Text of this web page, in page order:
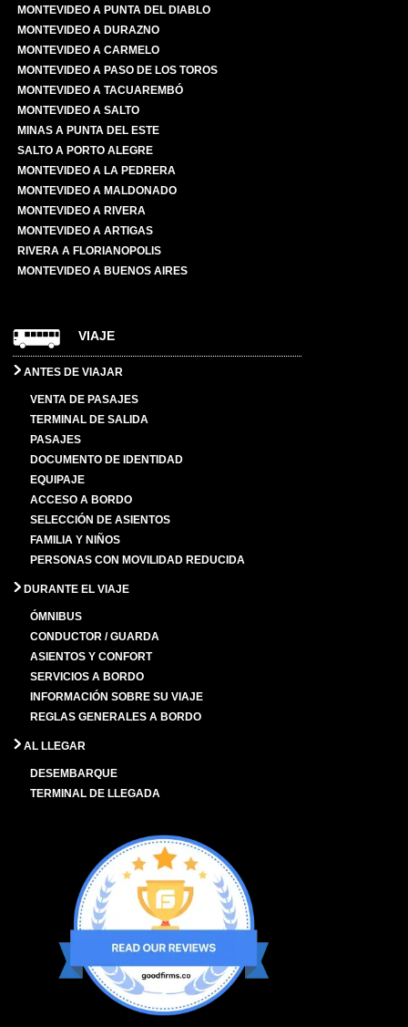
MONTEVIDEO A PUNTA DEL DIABLO
MONTEVIDEO A DURAZNO
MONTEVIDEO A CARMELO
MONTEVIDEO A PASO DE LOS TOROS
MONTEVIDEO A TACUAREMBÓ
MONTEVIDEO A SALTO
MINAS A PUNTA DEL ESTE
SALTO A PORTO ALEGRE
MONTEVIDEO A LA PEDRERA
MONTEVIDEO A MALDONADO
MONTEVIDEO A RIVERA
MONTEVIDEO A ARTIGAS
RIVERA A FLORIANOPOLIS
MONTEVIDEO A BUENOS AIRES
VIAJE
ANTES DE VIAJAR
VENTA DE PASAJES
TERMINAL DE SALIDA
PASAJES
DOCUMENTO DE IDENTIDAD
EQUIPAJE
ACCESO A BORDO
SELECCIÓN DE ASIENTOS
FAMILIA Y NIÑOS
PERSONAS CON MOVILIDAD REDUCIDA
DURANTE EL VIAJE
ÓMNIBUS
CONDUCTOR / GUARDA
ASIENTOS Y CONFORT
SERVICIOS A BORDO
INFORMACIÓN SOBRE SU VIAJE
REGLAS GENERALES A BORDO
AL LLEGAR
DESEMBARQUE
TERMINAL DE LLEGADA